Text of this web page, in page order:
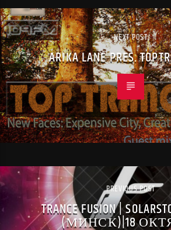
NEXT POST
ARIKA LANE PRES.
PREVIOUS POST
TRANCE FUSION |
(МИНСК)|18